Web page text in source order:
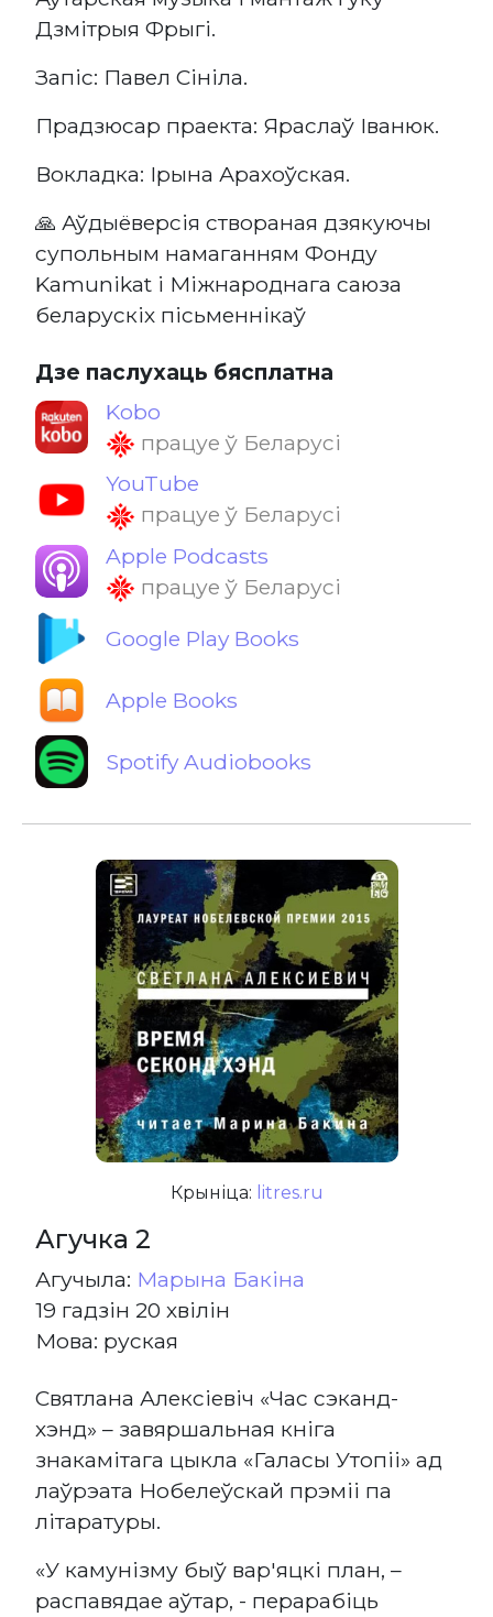
Дзмітрыя Фрыгі.
Запіс: Павел Сініла.
Прадзюсар праекта: Яраслаў Іванюк.
Вокладка: Ірына Арахоўская.
🙏 Аўдыёверсія створаная дзякуючы
супольным намаганням Фонду
Kamunikat і Міжнароднага саюза
беларускіх пісьменнікаў
Дзе паслухаць бясплатна
Kobo
працуе ў Беларусі
YouTube
працуе ў Беларусі
Apple Podcasts
працуе ў Беларусі
Google Play Books
Apple Books
Spotify Audiobooks
Крыніца: litres.ru
Агучка 2
Агучыла: Марына Бакіна
19 гадзін 20 хвілін
Мова: руская
Святлана Алексіевіч «Час сэканд-
хэнд» – завяршальная кніга
знакамітага цыкла «Галасы Утопіі» ад
лаўрэата Нобелеўскай прэміі па
літаратуры.
«У камунізму быў вар'яцкі план, –
распавядае аўтар, - перарабіць